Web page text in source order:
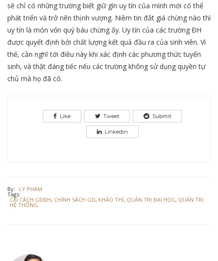
sẽ chỉ có những trường biết giữ gìn uy tín của mình mới có thể
phát triển và trở nên thịnh vượng. Niềm tin đắt giá chừng nào thì
uy tín là món vốn quý báu chừng ấy. Uy tín của các trường ĐH
được quyết định bởi chất lượng kết quả đầu ra của sinh viên. Vì
thế, cần nghĩ tới điều này khi xác định các phương thức tuyển
sinh, và thật đáng tiếc nếu các trường không sử dụng quyền tự
chủ mà họ đã có.
Like Tweet Submit
Linkedin
By: LY PHAM
Tags:
CẢI CÁCH GDĐH, CHÍNH SÁCH GD, KHẢO THÍ, QUẢN TRỊ ĐẠI HỌC, QUẢN TRỊ
HỆ THỐNG